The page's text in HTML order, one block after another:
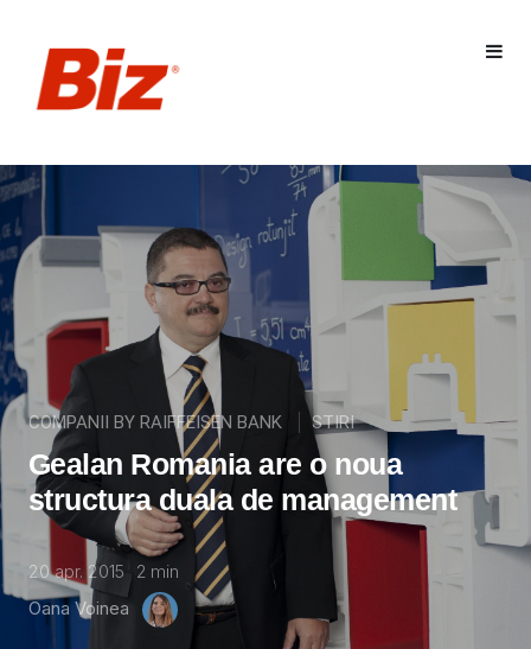
COMPANII BY RAIFFEISEN BANK STIRI
Gealan Romania are o noua
structura duala de management
20 apr. 2015 2 min
Oana Voinea